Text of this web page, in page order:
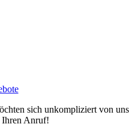
sich unkompliziert von uns
Ihren Anruf!